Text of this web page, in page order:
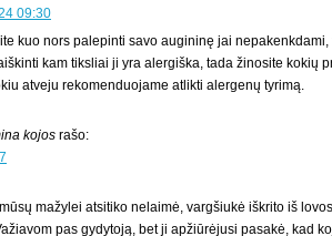
09:30
kuo nors palepinti savo augininę jai nepakenkdami,
kam tiksliai ji yra alergiška, tada žinosite kokių
atveju rekomenduojame atlikti alergenų tyrimą.
kojos rašo:
mažylei atsitiko nelaimė, vargšiukė iškrito iš
pas gydytoją, bet ji apžiūrėjusi pasakė, kad